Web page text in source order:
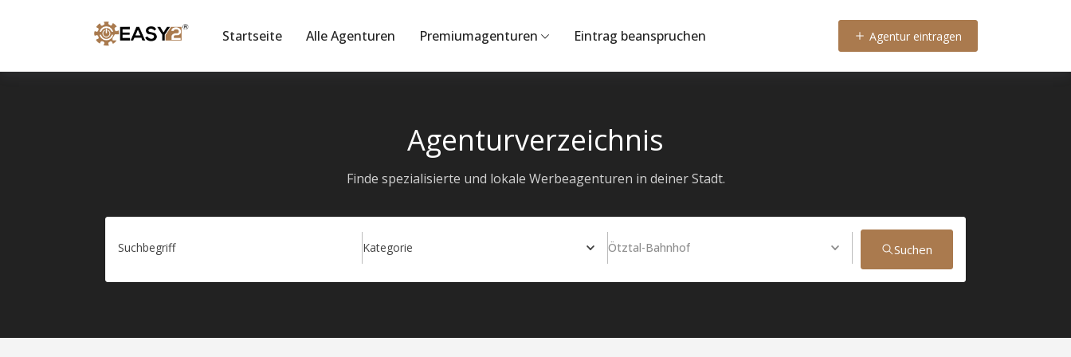
Startseite Alle Agenturen Premiumagenturen Eintrag beanspruchen Agentur eintragen
Agenturverzeichnis
Finde spezialisierte und lokale Werbeagenturen in deiner Stadt.
Suchbegriff Kategorie Ötztal-Bahnhof Suchen